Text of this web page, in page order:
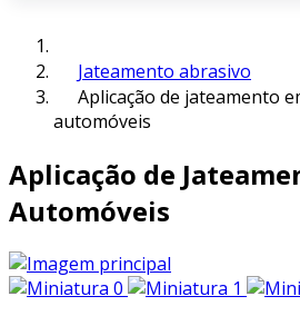
Jateamento abrasivo
Aplicação de jateamento
automóveis
Aplicação de
Automóveis